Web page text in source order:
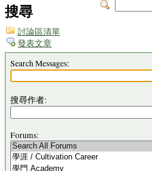
搜尋
討論區清單
發表文章
Search Messages:
搜尋作者:
Forums: